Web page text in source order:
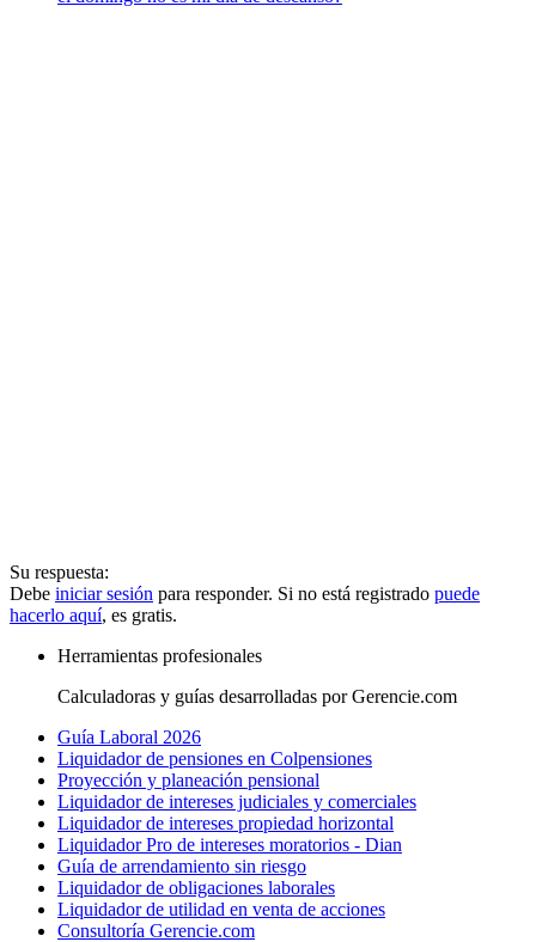
Su respuesta:
Debe iniciar sesión para responder. Si no está registrado puede
hacerlo aquí, es gratis.
Herramientas profesionales
Calculadoras y guías desarrolladas por Gerencie.com
Guía Laboral 2026
Liquidador de pensiones en Colpensiones
Proyección y planeación pensional
Liquidador de intereses judiciales y comerciales
Liquidador de intereses propiedad horizontal
Liquidador Pro de intereses moratorios - Dian
Guía de arrendamiento sin riesgo
Liquidador de obligaciones laborales
Liquidador de utilidad en venta de acciones
Consultoría Gerencie.com